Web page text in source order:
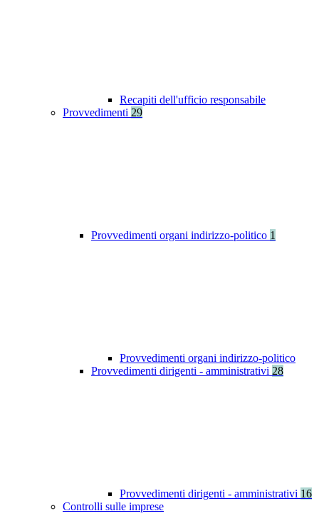
Recapiti dell'ufficio responsabile
Provvedimenti 29
Provvedimenti organi indirizzo-politico 1
Provvedimenti organi indirizzo-politico
Provvedimenti dirigenti - amministrativi 28
Provvedimenti dirigenti - amministrativi 16
Controlli sulle imprese